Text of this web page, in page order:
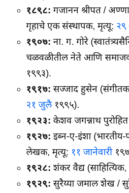
१८९८: गजानन श्रीपत /
गृहाचे एक संस्थापक, मृत्यू:
१९०७: ना. ग. गोरे
चळवळीतील नेते आणि
१९९३).
१९१७: सज्जाद हुसेन
२१ जुलै१९९५).
१९२३: केशव जगन्नाथ पुरोहित
१९२७: इब्न-ए-इंशा
लेखक, मृत्यू: ११ जानेवारी
१९२८: शंकर वैद्य (साहित्यिक,
१९२९: सुरैय्या जमाल शेख /